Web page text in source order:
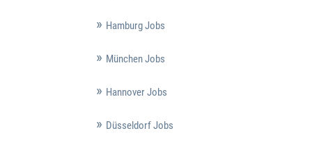
Hamburg Jobs
München Jobs
Hannover Jobs
Düsseldorf Jobs